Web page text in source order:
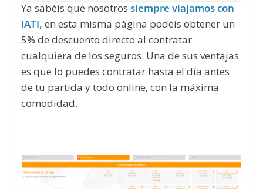
Ya sabéis que nosotros siempre viajamos con
IATI, en esta misma página podéis obtener un
5% de descuento directo al contratar
cualquiera de los seguros. Una de sus ventajas
es que lo puedes contratar hasta el día antes
de tu partida y todo online, con la máxima
comodidad.